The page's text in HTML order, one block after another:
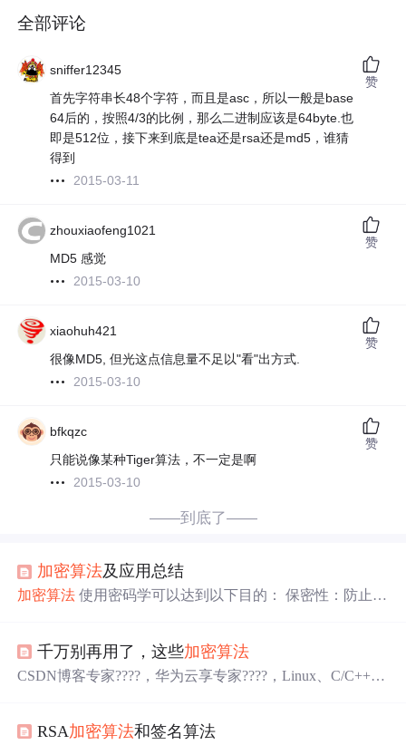
全部评论
sniffer12345
首先字符串长48个字符，而且是asc，所以一般是base
64后的，按照4/3的比例，那么二进制应该是64byte.也
即是512位，接下来到底是tea还是rsa还是md5，谁猜
得到
2015-03-11
赞
zhouxiaofeng1021
MD5 感觉
2015-03-10
赞
xiaohuh421
很像MD5, 但光这点信息量不足以"看"出方式.
2015-03-10
赞
bfkqzc
只能说像某种Tiger算法，不一定是啊
2015-03-10
赞
——到底了——
加密算法及应用总结
加密算法 使用密码学可以达到以下目的： 保密性：防止用
密的仅仅是明文和密钥。也就是说我们通常假设攻击者对
加密算法和密文了如指掌，因此加密的安全性应该仅仅依
科学家门的智慧。从宏观上来看，这些
千万别再用了，这些加密算法
CSDN博客专家????，华为云享专家????，Linux、C/C++、
RSA加密算法和签名算法